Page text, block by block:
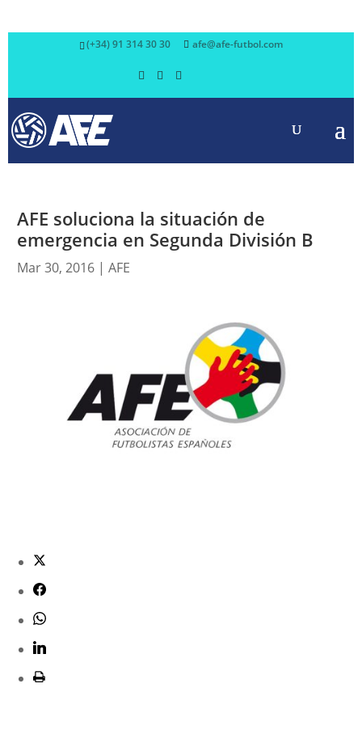
(+34) 91 314 30 30 afe@afe-futbol.com
AFE soluciona la situación de
emergencia en Segunda División B
Mar 30, 2016| AFE